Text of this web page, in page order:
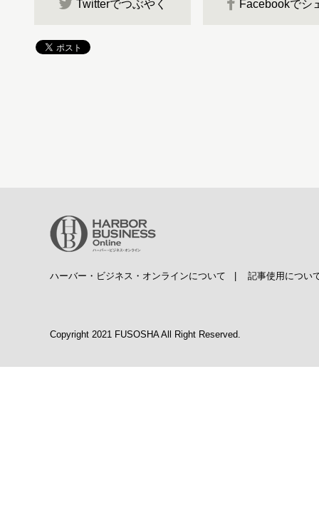
Twitterでつぶやく Facebookでシ
ハーバー・ビジネス・オンラインについて 記事使用につい
Copyright 2021 FUSOSHA All Right Reserved.